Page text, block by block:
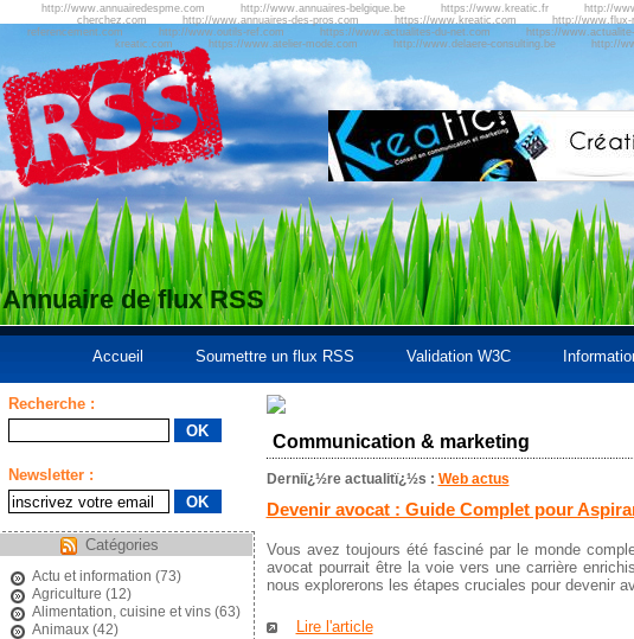
http://www.annuairedespme.com http://www.annuaires-belgique.be https://www.kreatic.fr http://
cherchez.com
http://www.annuaires-des-pros.com https://www.kreatic.com http://www.flux-
referencement.com
http://www.outils-ref.com https://www.actualites-du-net.com https://
kreatic.com
https://www.atelier-mode.com http://www.delaere-consulting.be http://
Annuaire de flux RSS
Accueil Soumettre un flux RSS Validation W3C
Recherche :
Newsletter :
Catégories
Actu et information (73)
Agriculture (12)
Alimentation, cuisine et vins(63)
Animaux(42)
Communication & marketing
Derniï¿½re actualitï¿½s : Web actus
Devenir avocat : Guide Complet pour
Vous avez toujours été fasciné par le monde
avocat pourrait être la voie vers une carrière
nous explorerons les étapes cruciales pour devenir
Lire l'article